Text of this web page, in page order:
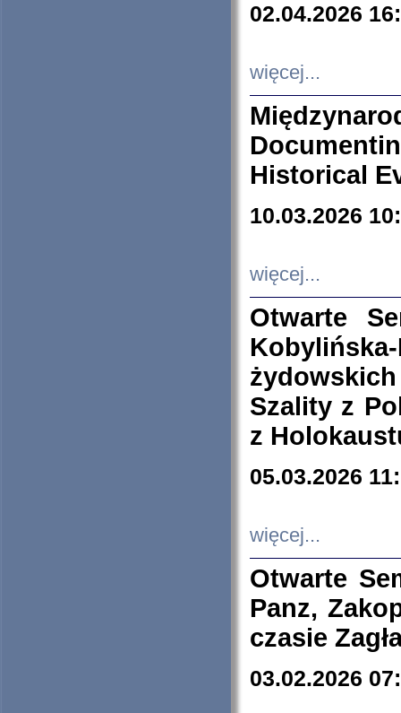
02.04.2026
więcej...
Historical
10.03.2026
więcej...
Otwarte
Szality z
z
05.03.2026
więcej...
Otwarte
Panz,
czasie
03.02.2026